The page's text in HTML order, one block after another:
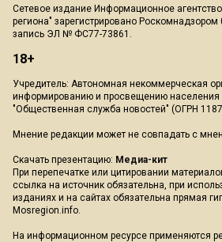
Сетевое издание Информационное
региона" зарегистрировано Роскомнадзором
запись ЭЛ № ФС77-73861.
18+
Учредитель: Автономная некоммерческая
информированию и просвещению
"Общественная служба новостей" (ОГРН
Мнение редакции может не совпадать с
Скачать презентацию: Медиа-кит
При перепечатке или цитировании
ссылка на источник обязательна, при
изданиях и на сайтах обязательна прямая
Mosregion.info.
На информационном ресурсе применяются